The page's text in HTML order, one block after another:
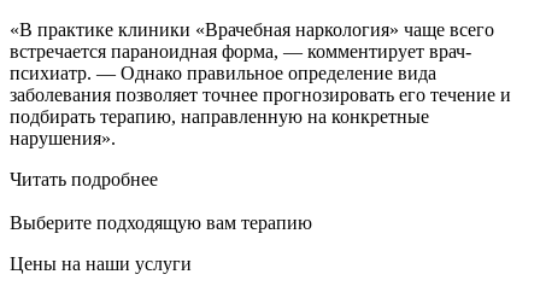
«В практике клиники «Врачебная наркология» чаще всего
встречается параноидная форма, — комментирует врач-
психиатр. — Однако правильное определение вида
заболевания позволяет точнее прогнозировать его течение и
подбирать терапию, направленную на конкретные
нарушения».
Читать подробнее
Выберите подходящую вам терапию
Цены на наши услуги